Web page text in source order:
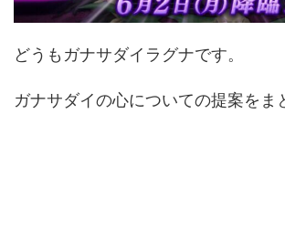
どうもガナサダイラグナです。
ガナサダイの心についての提案をま